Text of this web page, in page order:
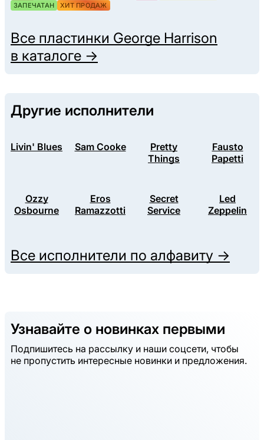
ЗАПЕЧАТАН
ХИТ ПРОДАЖ
Все пластинки George Harrison
в каталоге →
Другие исполнители
Livin' Blues Sam Cooke
Pretty
Things
Fausto
Papetti
Ozzy
Osbourne
Eros
Ramazzotti
Secret
Service
Led
Zeppelin
Все исполнители по алфавиту →
Узнавайте о новинках первыми
Подпишитесь на рассылку и наши соцсети, чтобы
не пропустить интересные новинки и предложения.